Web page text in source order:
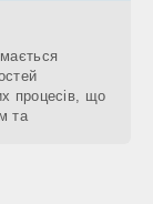
процесів, що
та